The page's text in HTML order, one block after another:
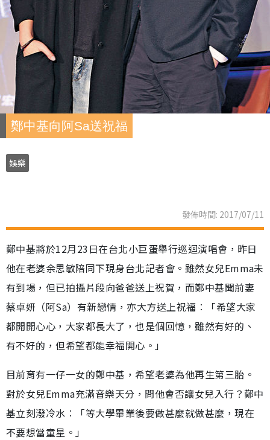
鄭中基向阿Sa送祝福
娛樂
發佈時間: 2017/07/11
鄭中基將於12月23日在台北小巨蛋舉行巡迴演唱會，昨日
他在老婆余思敏陪同下現身台北記者會。雖然女兒Emma未
有到場，但已拍攝片段向爸爸送上祝賀，而鄭中基聞前妻
蔡卓妍（阿Sa）有新戀情，亦大方送上祝福︰「希望大家
都開開心心，大家都長大了，也是個回憶，雖然有好的、
有不好的，但希望都能幸福開心。」
目前育有一仔一女的鄭中基，希望老婆為他再生第三胎。
對於女兒Emma充滿音樂天分，問他會否讓女兒入行？鄭中
基立刻潑冷水︰「等大學畢業後要做甚麼就做甚麼，現在
不要想當童星。」